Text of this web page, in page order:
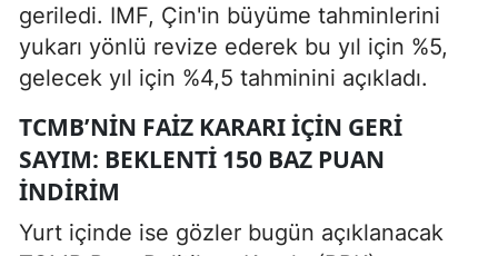
geriledi. IMF, Çin'in büyüme tahminlerini
yukarı yönlü revize ederek bu yıl için %5,
gelecek yıl için %4,5 tahminini açıkladı.
TCMB’NIN FAIZ KARARI İÇIN GERI
SAYIM: BEKLENTI 150 BAZ PUAN
İNDIRIM
Yurt içinde ise gözler bugün açıklanacak